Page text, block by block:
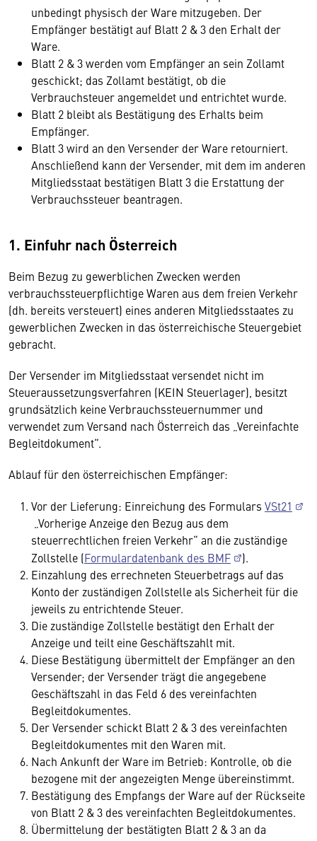
unbedingt physisch der Ware mitzugeben. Der
Empfänger bestätigt auf Blatt 2 & 3 den Erhalt der
Ware.
Blatt 2 & 3 werden vom Empfänger an sein Zollamt
geschickt; das Zollamt bestätigt, ob die
Verbrauchsteuer angemeldet und entrichtet wurde.
Blatt 2 bleibt als Bestätigung des Erhalts beim
Empfänger.
Blatt 3 wird an den Versender der Ware retourniert.
Anschließend kann der Versender, mit dem im anderen
Mitgliedsstaat bestätigen Blatt 3 die Erstattung der
Verbrauchssteuer beantragen.
1. Einfuhr nach Österreich
Beim Bezug zu gewerblichen Zwecken werden
verbrauchssteuerpflichtige Waren aus dem freien Verkehr
(dh. bereits versteuert) eines anderen Mitgliedsstaates zu
gewerblichen Zwecken in das österreichische Steuergebiet
gebracht.
Der Versender im Mitgliedsstaat versendet nicht im
Steueraussetzungsverfahren (KEIN Steuerlager), besitzt
grundsätzlich keine Verbrauchssteuernummer und
verwendet zum Versand nach Österreich das „Vereinfachte
Begleitdokument“.
Ablauf für den österreichischen Empfänger:
Vor der Lieferung: Einreichung des Formulars VSt21
„Vorherige Anzeige den Bezug aus dem
steuerrechtlichen freien Verkehr“ an die zuständige
Zollstelle (Formulardatenbank des BMF
).
Einzahlung des errechneten Steuerbetrags auf das
Konto der zuständigen Zollstelle als Sicherheit für die
jeweils zu entrichtende Steuer.
Die zuständige Zollstelle bestätigt den Erhalt der
Anzeige und teilt eine Geschäftszahlt mit.
Diese Bestätigung übermittelt der Empfänger an den
Versender; der Versender trägt die angegebene
Geschäftszahl in das Feld 6 des vereinfachten
Begleitdokumentes.
Der Versender schickt Blatt 2 & 3 des vereinfachten
Begleitdokumentes mit den Waren mit.
Nach Ankunft der Ware im Betrieb: Kontrolle, ob die
bezogene mit der angezeigten Menge übereinstimmt.
Bestätigung des Empfangs der Ware auf der Rückseite
von Blatt 2 & 3 des vereinfachten Begleitdokumentes.
Übermittelung der bestätigten Blatt 2 & 3 an da